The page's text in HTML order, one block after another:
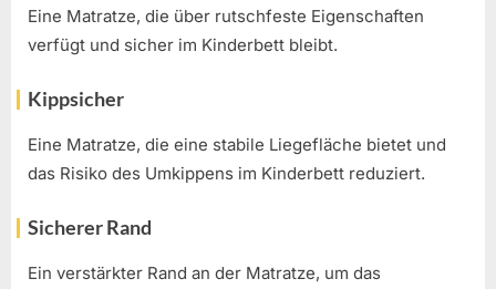
Eine Matratze, die über rutschfeste Eigenschaften
verfügt und sicher im Kinderbett bleibt.
Kippsicher
Eine Matratze, die eine stabile Liegefläche bietet und
das Risiko des Umkippens im Kinderbett reduziert.
Sicherer Rand
Ein verstärkter Rand an der Matratze, um das